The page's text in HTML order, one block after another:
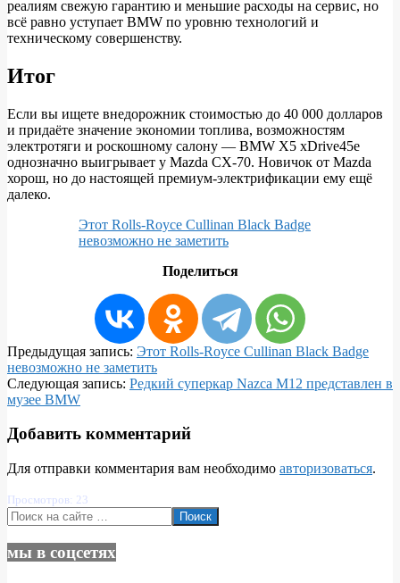
реалиям свежую гарантию и меньшие расходы на сервис, но
всё равно уступает BMW по уровню технологий и
техническому совершенству.
Итог
Если вы ищете внедорожник стоимостью до 40 000 долларов
и придаёте значение экономии топлива, возможностям
электротяги и роскошному салону — BMW X5 xDrive45e
однозначно выигрывает у Mazda CX-70. Новичок от Mazda
хорош, но до настоящей премиум-электрификации ему ещё
далеко.
Этот Rolls-Royce Cullinan Black Badge
невозможно не заметить
Поделиться
2025-
07-
29
Предыдущая запись: Этот Rolls-Royce Cullinan Black Badge
невозможно не заметить
Следующая запись: Редкий суперкар Nazca M12 представлен в
музее BMW
Добавить комментарий
Для отправки комментария вам необходимо авторизоваться.
Просмотров: 23
Поиск
мы в соцсетях